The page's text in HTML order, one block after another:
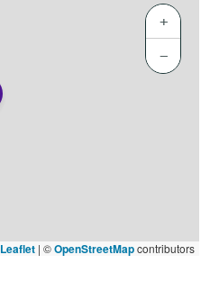
+
−
Leaflet | ©OpenStreetMapcontributors